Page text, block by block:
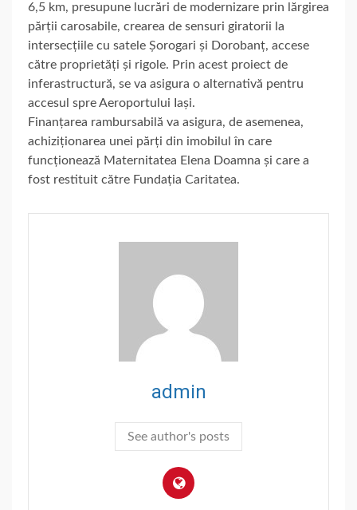
6,5 km, presupune lucrări de modernizare prin lărgirea
părții carosabile, crearea de sensuri giratorii la
intersecțiile cu satele Șorogari și Dorobanț, accese
către proprietăți și rigole. Prin acest proiect de
inferastructură, se va asigura o alternativă pentru
accesul spre Aeroportului Iași.
Finanțarea rambursabilă va asigura, de asemenea,
achiziționarea unei părți din imobilul în care
funcționează Maternitatea Elena Doamna și care a
fost restituit către Fundația Caritatea.
admin
See author's posts